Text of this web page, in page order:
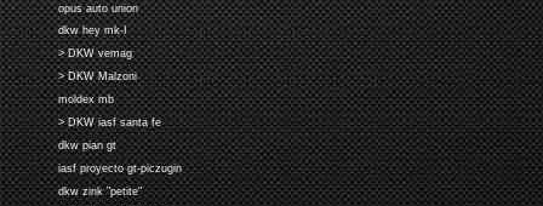
opus auto union
dkw hey mk-I
> DKW vemag
> DKW Malzoni
moldex mb
> DKW iasf santa fe
dkw pian gt
iasf proyecto gt-piczugin
dkw zink "petite"